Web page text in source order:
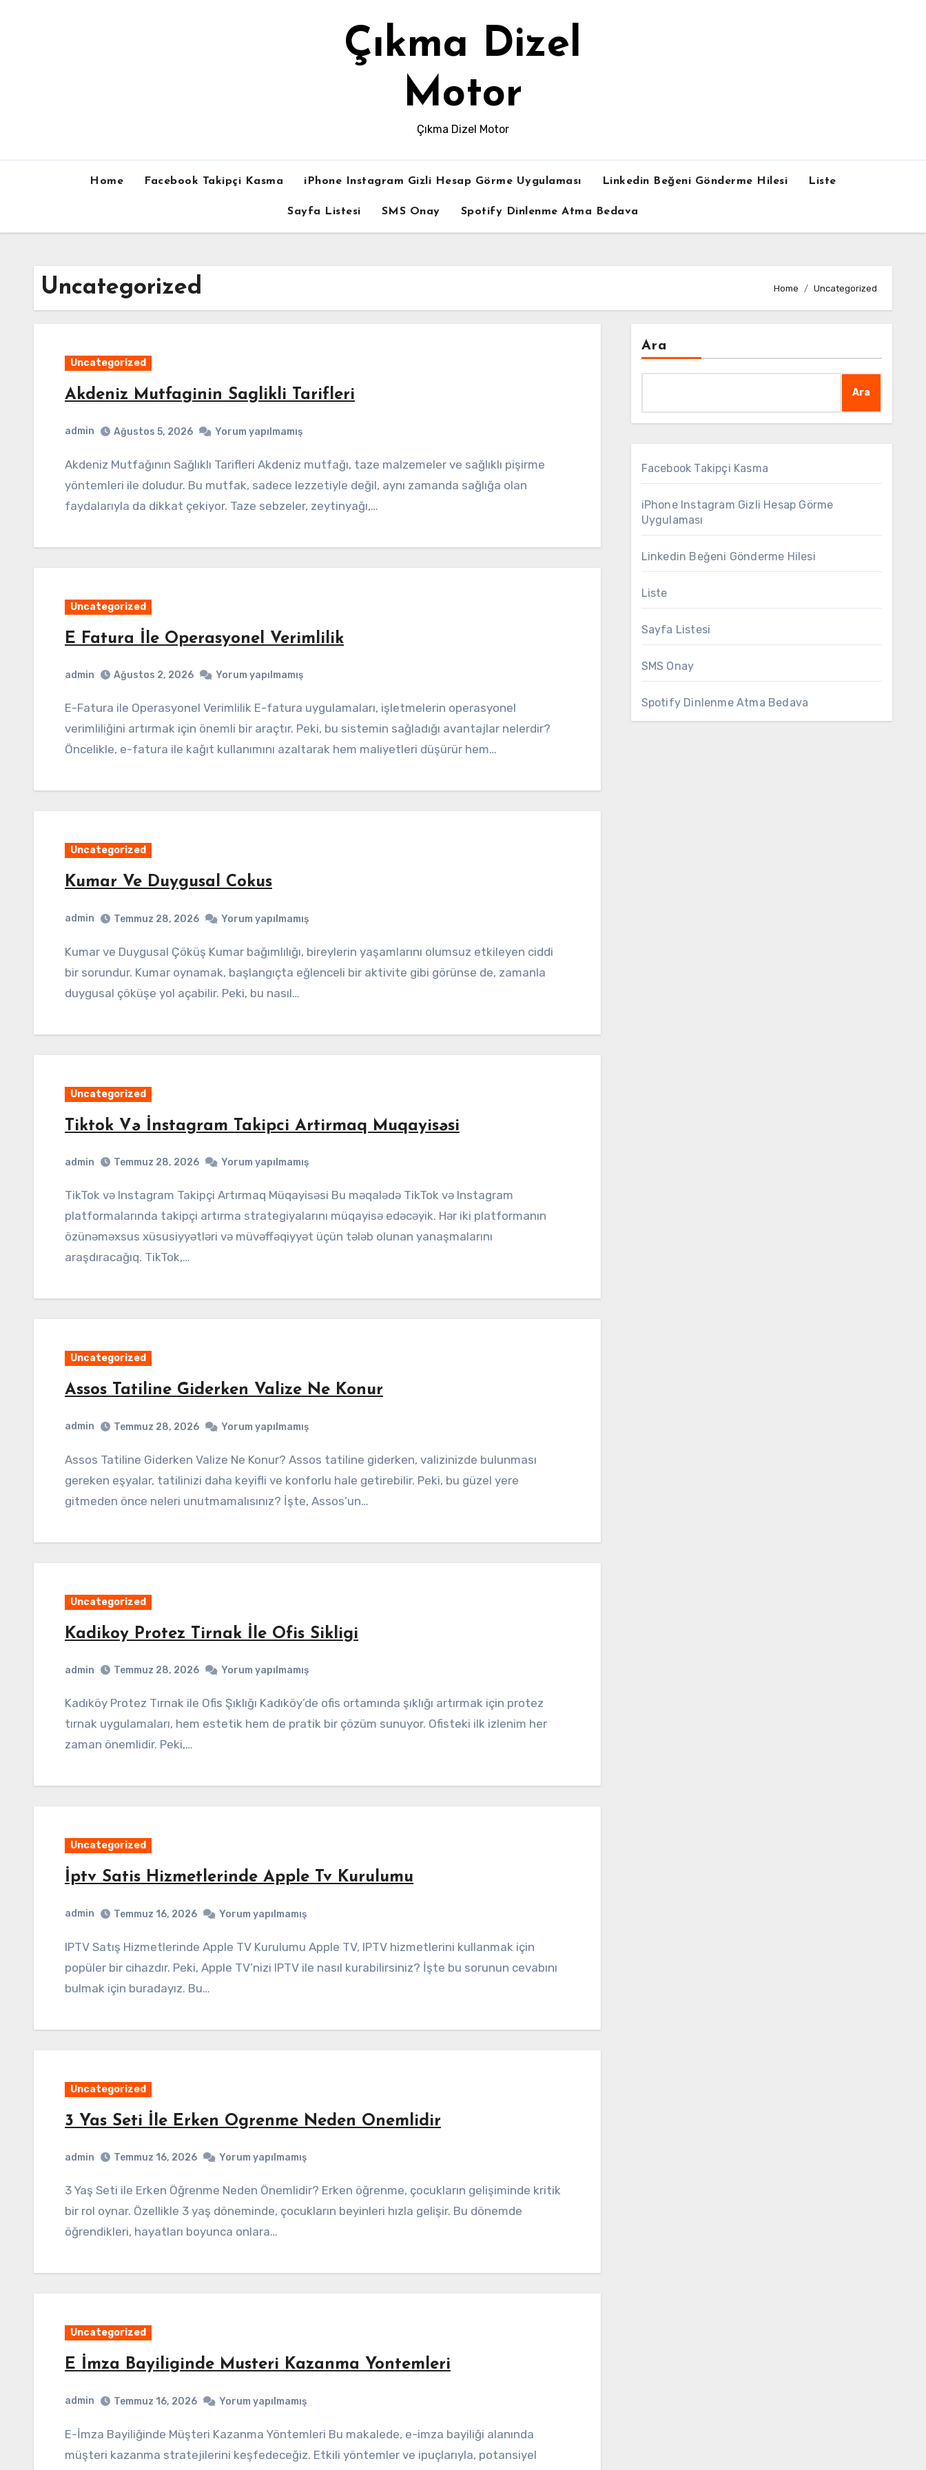
Çıkma Dizel
Motor
Çıkma Dizel Motor
Home Facebook Takipçi Kasma iPhone Instagram Gizli Hesap Görme Uygulaması Linkedin Beğeni Gönderme Hilesi Liste
Sayfa Listesi SMS Onay Spotify Dinlenme Atma Bedava
Uncategorized Home Uncategorized
Uncategorized
Akdeniz Mutfaginin Saglikli Tarifleri
admin Ağustos 5, 2026 Yorum yapılmamış
Akdeniz Mutfağının Sağlıklı Tarifleri Akdeniz mutfağı, taze malzemeler ve sağlıklı pişirme
yöntemleri ile doludur. Bu mutfak, sadece lezzetiyle değil, aynı zamanda sağlığa olan
faydalarıyla da dikkat çekiyor. Taze sebzeler, zeytinyağı,…
Uncategorized
E Fatura İle Operasyonel Verimlilik
admin Ağustos 2, 2026 Yorum yapılmamış
E-Fatura ile Operasyonel Verimlilik E-fatura uygulamaları, işletmelerin operasyonel
verimliliğini artırmak için önemli bir araçtır. Peki, bu sistemin sağladığı avantajlar nelerdir?
Öncelikle, e-fatura ile kağıt kullanımını azaltarak hem maliyetleri düşürür hem…
Uncategorized
Kumar Ve Duygusal Cokus
admin Temmuz 28, 2026 Yorum yapılmamış
Kumar ve Duygusal Çöküş Kumar bağımlılığı, bireylerin yaşamlarını olumsuz etkileyen ciddi
bir sorundur. Kumar oynamak, başlangıçta eğlenceli bir aktivite gibi görünse de, zamanla
duygusal çöküşe yol açabilir. Peki, bu nasıl…
Uncategorized
Tiktok Və İnstagram Takipci Artirmaq Muqayisəsi
admin Temmuz 28, 2026 Yorum yapılmamış
TikTok və Instagram Takipçi Artırmaq Müqayisəsi Bu məqalədə TikTok və Instagram
platformalarında takipçi artırma strategiyalarını müqayisə edəcəyik. Hər iki platformanın
özünəməxsus xüsusiyyətləri və müvəffəqiyyət üçün tələb olunan yanaşmalarını
araşdıracağıq. TikTok,…
Uncategorized
Assos Tatiline Giderken Valize Ne Konur
admin Temmuz 28, 2026 Yorum yapılmamış
Assos Tatiline Giderken Valize Ne Konur? Assos tatiline giderken, valizinizde bulunması
gereken eşyalar, tatilinizi daha keyifli ve konforlu hale getirebilir. Peki, bu güzel yere
gitmeden önce neleri unutmamalısınız? İşte, Assos’un…
Uncategorized
Kadikoy Protez Tirnak İle Ofis Sikligi
admin Temmuz 28, 2026 Yorum yapılmamış
Kadıköy Protez Tırnak ile Ofis Şıklığı Kadıköy’de ofis ortamında şıklığı artırmak için protez
tırnak uygulamaları, hem estetik hem de pratik bir çözüm sunuyor. Ofisteki ilk izlenim her
zaman önemlidir. Peki,…
Uncategorized
İptv Satis Hizmetlerinde Apple Tv Kurulumu
admin Temmuz 16, 2026 Yorum yapılmamış
IPTV Satış Hizmetlerinde Apple TV Kurulumu Apple TV, IPTV hizmetlerini kullanmak için
popüler bir cihazdır. Peki, Apple TV’nizi IPTV ile nasıl kurabilirsiniz? İşte bu sorunun cevabını
bulmak için buradayız. Bu…
Uncategorized
3 Yas Seti İle Erken Ogrenme Neden Onemlidir
admin Temmuz 16, 2026 Yorum yapılmamış
3 Yaş Seti ile Erken Öğrenme Neden Önemlidir? Erken öğrenme, çocukların gelişiminde kritik
bir rol oynar. Özellikle 3 yaş döneminde, çocukların beyinleri hızla gelişir. Bu dönemde
öğrendikleri, hayatları boyunca onlara…
Uncategorized
E İmza Bayiliginde Musteri Kazanma Yontemleri
admin Temmuz 16, 2026 Yorum yapılmamış
E-İmza Bayiliğinde Müşteri Kazanma Yöntemleri Bu makalede, e-imza bayiliği alanında
müşteri kazanma stratejilerini keşfedeceğiz. Etkili yöntemler ve ipuçlarıyla, potansiyel
Ara
Ara
Facebook Takipçi Kasma
iPhone Instagram Gizli Hesap Görme
Uygulaması
Linkedin Beğeni Gönderme Hilesi
Liste
Sayfa Listesi
SMS Onay
Spotify Dinlenme Atma Bedava